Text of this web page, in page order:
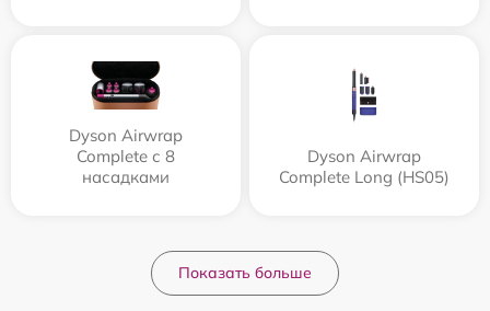
Dyson Airwrap
Complete с 8
насадками
Dyson Airwrap
Complete Long (HS05)
Показать больше